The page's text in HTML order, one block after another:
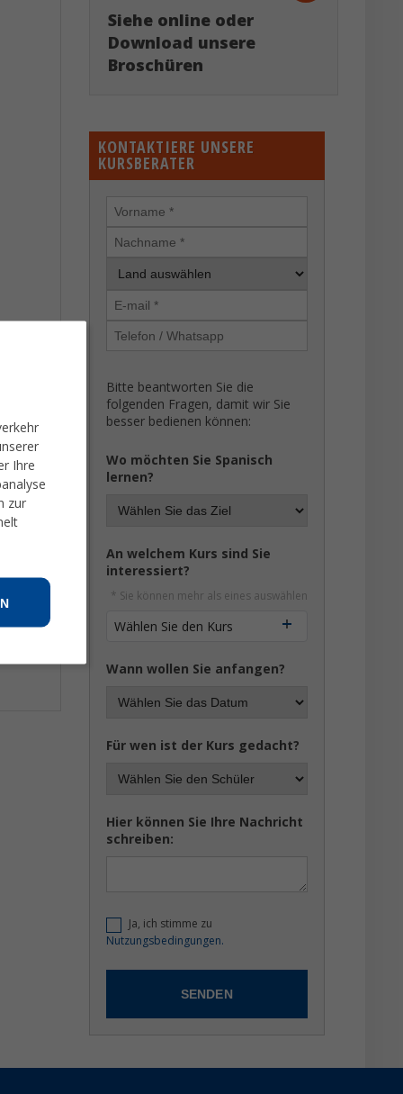
Siehe online oder
Download unsere
Broschüren
KONTAKTIERE UNSERE
KURSBERATER
Bitte beantworten Sie die
folgenden Fragen, damit wir Sie
besser bedienen können:
Wo möchten Sie Spanisch
lernen?
An welchem Kurs sind Sie
interessiert?
* Sie können mehr als eines auswählen
Wählen Sie den Kurs
Wann wollen Sie anfangen?
Für wen ist der Kurs gedacht?
Hier können Sie Ihre Nachricht
schreiben:
Ja, ich stimme zu
Nutzungsbedingungen.
Ihre
zur